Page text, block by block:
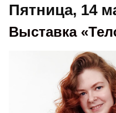
Пятница, 14
Выставка